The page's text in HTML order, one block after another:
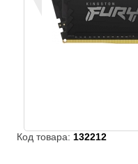
Код товара: 132212